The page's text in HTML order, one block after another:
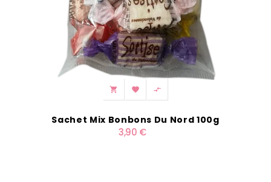
  
Sachet Mix Bonbons Du Nord 100g
3,90 €